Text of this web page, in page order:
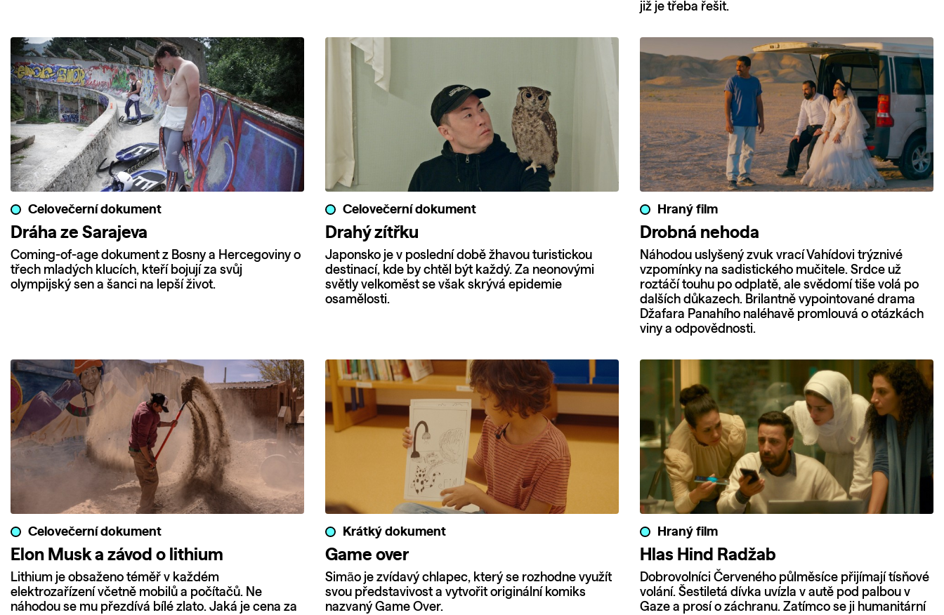
již je třeba řešit.
Celovečerní dokument
Dráha ze Sarajeva
Coming-of-age dokument z Bosny a Hercegoviny o
třech mladých klucích, kteří bojují za svůj
olympijský sen a šanci na lepší život.
Celovečerní dokument
Drahý zítřku
Japonsko je v poslední době žhavou turistickou
destinací, kde by chtěl být každý. Za neonovými
světly velkoměst se však skrývá epidemie
osamělosti.
Hraný film
Drobná nehoda
Náhodou uslyšený zvuk vrací Vahídovi trýznivé
vzpomínky na sadistického mučitele. Srdce už
roztáčí touhu po odplatě, ale svědomí tiše volá po
dalších důkazech. Brilantně vypointované drama
Džafara Panahího naléhavě promlouvá o otázkách
viny a odpovědnosti.
Celovečerní dokument
Elon Musk a závod o lithium
Lithium je obsaženo téměř v každém
elektrozařízení včetně mobilů a počítačů. Ne
náhodou se mu přezdívá bílé zlato. Jaká je cena za
Krátký dokument
Game over
Simão je zvídavý chlapec, který se rozhodne využít
svou představivost a vytvořit originální komiks
nazvaný Game Over.
Hraný film
Hlas Hind Radžab
Dobrovolníci Červeného půlměsíce přijímají tísňové
volání. Šestiletá dívka uvízla v autě pod palbou v
Gaze a prosí o záchranu. Zatímco se ji humanitární